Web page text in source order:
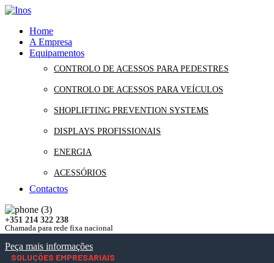
Home
A Empresa
Equipamentos
CONTROLO DE ACESSOS PARA PEDESTRES
CONTROLO DE ACESSOS PARA VEÍCULOS
SHOPLIFTING PREVENTION SYSTEMS
DISPLAYS PROFISSIONAIS
ENERGIA
ACESSÓRIOS
Contactos
+351 214 322 238
Chamada para rede fixa nacional
Peça mais informações
SOLUÇÕES EMPRESARIAIS